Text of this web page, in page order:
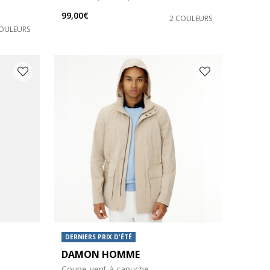
99,00€
2 COULEURS
DERNIERS PRIX D'ÉTÉ
DAMON HOMME